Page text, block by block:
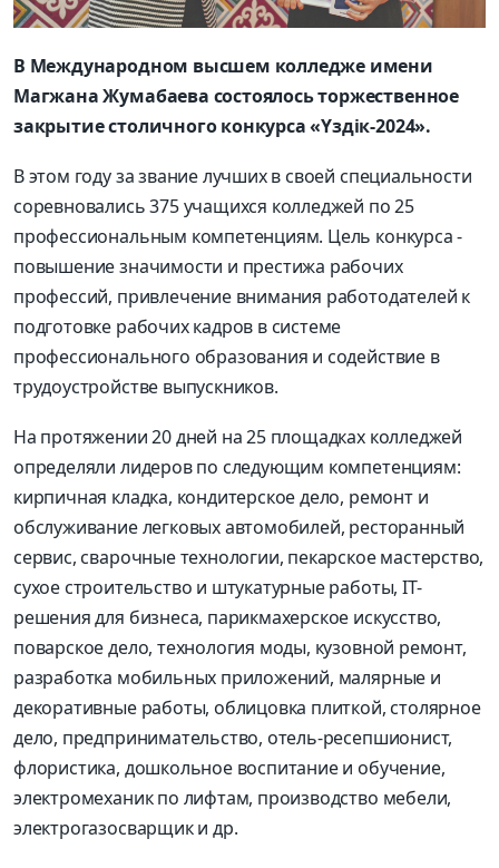
В Международном высшем колледже имени
Магжана Жумабаева состоялось торжественное
закрытие столичного конкурса «Үздік-2024».
В этом году за звание лучших в своей специальности
соревновались 375 учащихся колледжей по 25
профессиональным компетенциям. Цель конкурса -
повышение значимости и престижа рабочих
профессий, привлечение внимания работодателей к
подготовке рабочих кадров в системе
профессионального образования и содействие в
трудоустройстве выпускников.
На протяжении 20 дней на 25 площадках колледжей
определяли лидеров по следующим компетенциям:
кирпичная кладка, кондитерское дело, ремонт и
обслуживание легковых автомобилей, ресторанный
сервис, сварочные технологии, пекарское мастерство,
сухое строительство и штукатурные работы, IT-
решения для бизнеса, парикмахерское искусство,
поварское дело, технология моды, кузовной ремонт,
разработка мобильных приложений, малярные и
декоративные работы, облицовка плиткой, столярное
дело, предпринимательство, отель-ресепшионист,
флористика, дошкольное воспитание и обучение,
электромеханик по лифтам, производство мебели,
электрогазосварщик и др.